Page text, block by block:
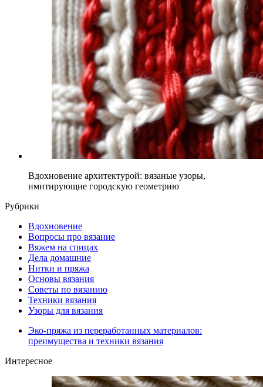
Вдохновение архитектурой: вязаные узоры,
имитирующие городскую геометрию
Рубрики
Вдохновение
Вопросы про вязание
Вяжем на спицах
Дела домашние
Нитки и пряжа
Основы вязания
Советы по вязанию
Техники вязания
Узоры для вязания
Эко-пряжа из переработанных материалов:
преимущества и техники вязания
Интересное